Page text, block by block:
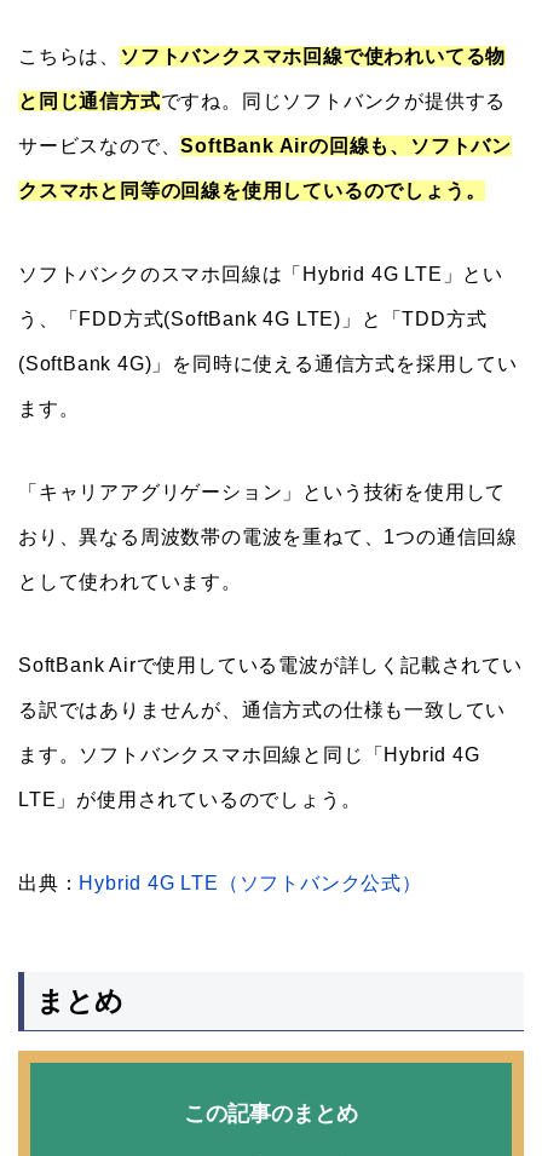
こちらは、 ソフトバンクスマホ回線で使われいてる物
と同じ通信方式ですね。同じソフトバンクが提供する
サービスなので、SoftBank Airの回線も、ソフトバン
クスマホと同等の回線を使用しているのでしょう。
ソフトバンクのスマホ回線は「Hybrid 4G LTE」とい
う、「FDD方式(SoftBank 4G LTE)」と「TDD方式
(SoftBank 4G)」を同時に使える通信方式を採用してい
ます。
「キャリアアグリゲーション」という技術を使用して
おり、異なる周波数帯の電波を重ねて、1つの通信回線
として使われています。
SoftBank Airで使用している電波が詳しく記載されてい
る訳ではありませんが、通信方式の仕様も一致してい
ます。ソフトバンクスマホ回線と同じ「Hybrid 4G
LTE」が使用されているのでしょう。
出典： Hybrid 4G LTE（ソフトバンク公式）
まとめ
この記事のまとめ